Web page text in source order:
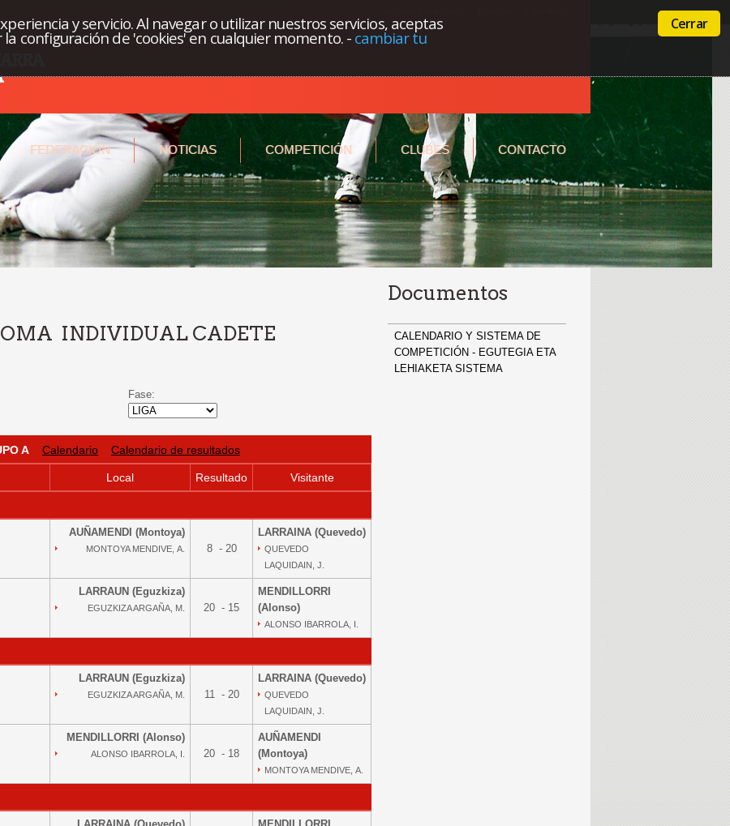
y servicio. Al navegar o utilizar nuestros servicios, aceptas
configuración de 'cookies' en cualquier momento.- cambiar tu
Cerrar
FEDERACIÓN NOTICIAS COMPETICIÓN CLUBES CONTACTO
INDIVIDUAL CADETE
Fase:
A Calendario Calendario de resultados
Local Resultado Visitante
AUÑAMENDI (Montoya)
MONTOYA MENDIVE, A. 8 - 20
LARRAINA (Quevedo)
QUEVEDO
LAQUIDAIN, J.
LARRAUN (Eguzkiza)
EGUZKIZA ARGAÑA, M. 20 - 15
MENDILLORRI
(Alonso)
ALONSO IBARROLA, I.
LARRAUN (Eguzkiza)
EGUZKIZA ARGAÑA, M. 11 - 20
LARRAINA (Quevedo)
QUEVEDO
LAQUIDAIN, J.
MENDILLORRI (Alonso)
ALONSO IBARROLA, I. 20 - 18
AUÑAMENDI
(Montoya)
MONTOYA MENDIVE, A.
Documentos
CALENDARIO Y SISTEMA DE
COMPETICIÓN - EGUTEGIA ETA
LEHIAKETA SISTEMA